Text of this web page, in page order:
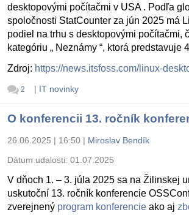
desktopovými počítačmi v USA . Podľa
spoločnosti StatCounter za jún 2025 má
podiel na trhu s desktopovými počítačmi,
kategóriu „ Neznámy “, ktorá predstavuje
Zdroj: https://news.itsfoss.com/linux-
2 | IT novinky
O konferencii 13. ročník
26.06.2025 | 16:50 | Miroslav Bendík
Dátum udalosti: 01.07.2025
V dňoch 1. – 3. júla 2025 sa na Žilinskej
uskutoční 13. ročník konferencie
zverejnený program konferencie ako aj